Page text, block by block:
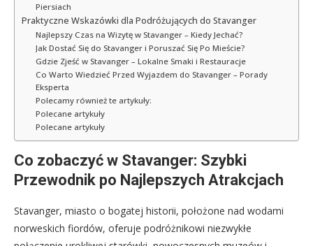
Piersiach
Praktyczne Wskazówki dla Podróżujących do Stavanger
Najlepszy Czas na Wizytę w Stavanger – Kiedy Jechać?
Jak Dostać Się do Stavanger i Poruszać Się Po Mieście?
Gdzie Zjeść w Stavanger – Lokalne Smaki i Restauracje
Co Warto Wiedzieć Przed Wyjazdem do Stavanger – Porady
Eksperta
Polecamy również te artykuły:
Polecane artykuły
Polecane artykuły
Co zobaczyć w Stavanger: Szybki
Przewodnik po Najlepszych Atrakcjach
Stavanger, miasto o bogatej historii, położone nad wodami
norweskich fiordów, oferuje podróżnikowi niezwykłe